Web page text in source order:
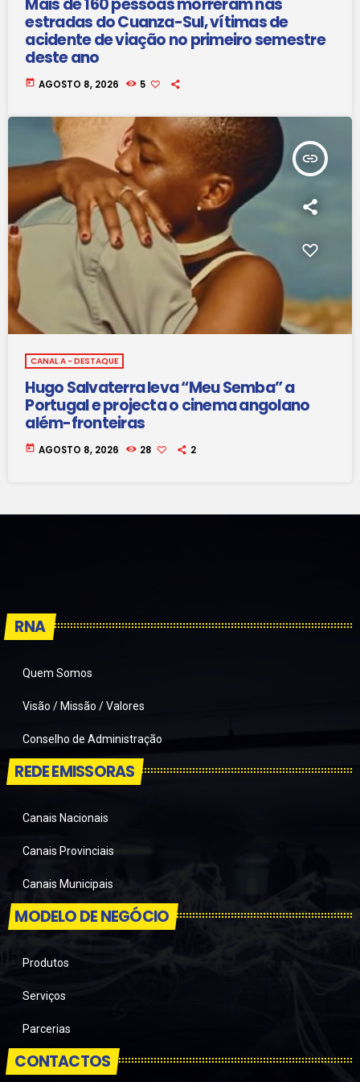
Mais de 160 pessoas morreram nas
estradas do Cuanza-Sul, vítimas de
acidente de viação no primeiro semestre
deste ano
today AGOSTO 8, 2026 5
insert_link
CANAL A - DESTAQUE
Hugo Salvaterra leva “Meu Semba” a
Portugal e projecta o cinema angolano
além-fronteiras
today AGOSTO 8, 2026 28 2
RNA
Quem Somos
Visão / Missão / Valores
Conselho de Administração
REDE EMISSORAS
Canais Nacionais
Canais Provinciais
Canais Municipais
MODELO DE NEGÓCIO
Produtos
Serviços
Parcerias
CONTACTOS